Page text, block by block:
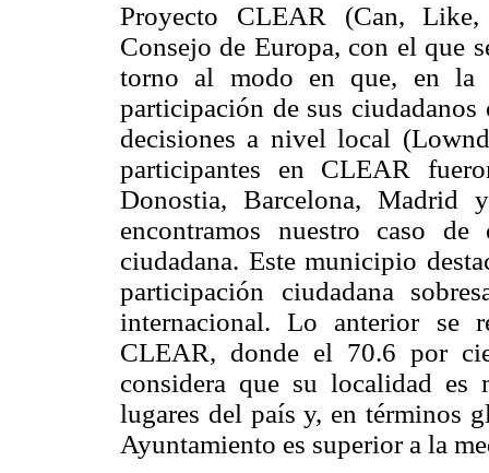
Proyecto CLEAR (Can, Like,
Consejo de Europa, con el que
torno al modo en que, en la
participación de sus
decisiones a nivel local
participantes en CLEAR
Donostia, Barcelona,
encontramos nuestro caso
ciudadana. Este municipio
participación ciudadana
internacional. Lo anterior se
CLEAR, donde el 70.6 por
considera que su localidad es
lugares del país y, en términos
Ayuntamiento es superior a la